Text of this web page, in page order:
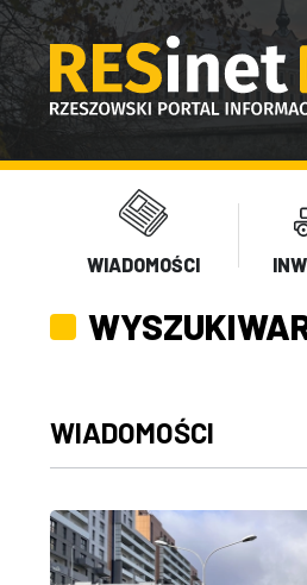
WIADOMOŚCI
WIADOMOŚCI